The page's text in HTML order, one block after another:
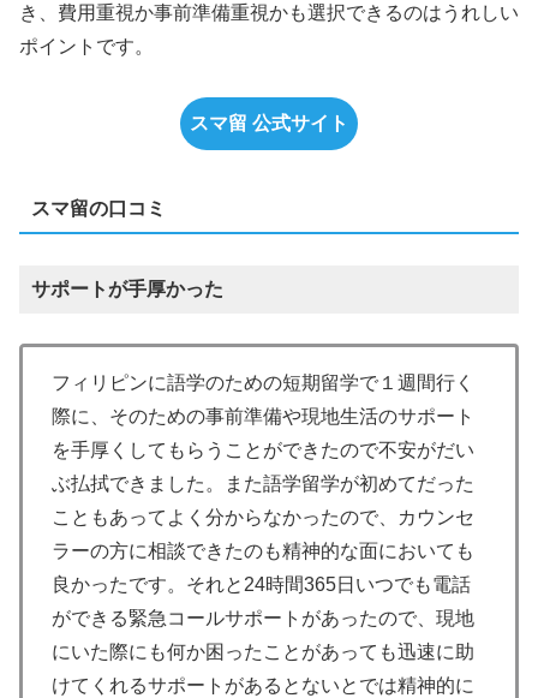
き、費用重視か事前準備重視かも選択できるのはうれしい
ポイントです。
スマ留 公式サイト
スマ留の口コミ
サポートが手厚かった
フィリピンに語学のための短期留学で１週間行く
際に、そのための事前準備や現地生活のサポート
を手厚くしてもらうことができたので不安がだい
ぶ払拭できました。また語学留学が初めてだった
こともあってよく分からなかったので、カウンセ
ラーの方に相談できたのも精神的な面においても
良かったです。それと24時間365日いつでも電話
ができる緊急コールサポートがあったので、現地
にいた際にも何か困ったことがあっても迅速に助
けてくれるサポートがあるとないとでは精神的に